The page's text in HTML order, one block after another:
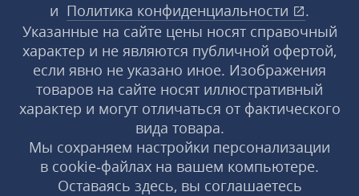
и Политика конфиденциальности
.
Указанные на сайте цены носят справочный
характер и не являются публичной офертой,
если явно не указано иное. Изображения
товаров на сайте носят иллюстративный
характер и могут отличаться от фактического
вида товара.
Мы сохраняем настройки персонализации
в cookie‑файлах на вашем компьютере.
Оставаясь здесь, вы соглашаетесь